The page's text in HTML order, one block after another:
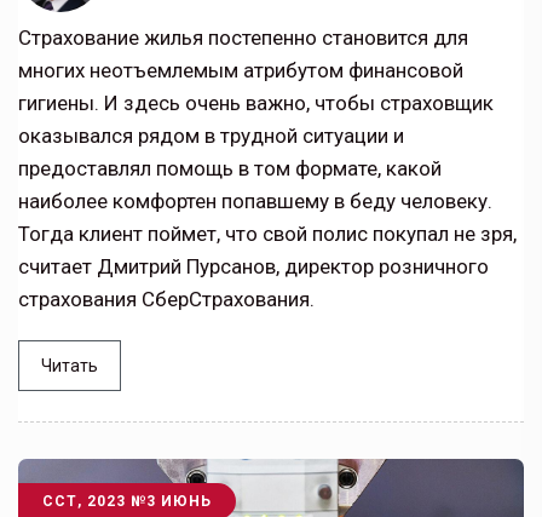
Страхование жилья постепенно становится для
многих неотъемлемым атрибутом финансовой
гигиены. И здесь очень важно, чтобы страховщик
оказывался рядом в трудной ситуации и
предоставлял помощь в том формате, какой
наиболее комфортен попавшему в беду человеку.
Тогда клиент поймет, что свой полис покупал не зря,
считает Дмитрий Пурсанов, директор розничного
страхования СберСтрахования.
Читать
ССТ, 2023 №3 ИЮНЬ